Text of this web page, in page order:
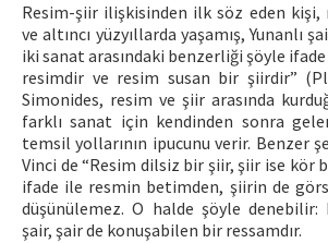
Resim-şiir ilişkisinden ilk söz eden
ve altıncı yüzyıllarda yaşamış, Yunanlı
iki sanat arasındaki benzerliği şöyle
resimdir ve resim susan bir şiirdir”
Simonides, resim ve şiir arasında
farklı sanat için kendinden sonra
temsil yollarının ipucunu verir. Benzer
Vinci de “Resim dilsiz bir şiir, şiir ise kör
ifade ile resmin betimden, şiirin de
düşünülemez. O halde şöyle denebilir:
şair, şair de konuşabilen bir ressamdır.